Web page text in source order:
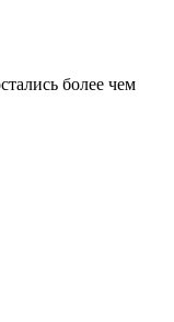
более чем